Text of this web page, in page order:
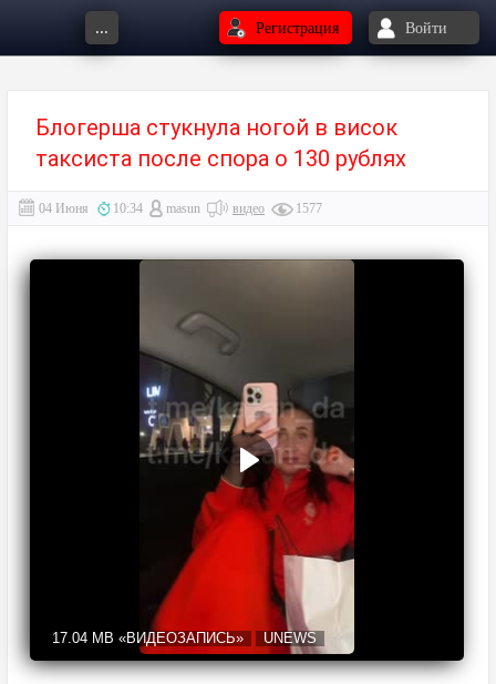
... Регистрация Войти
Блогерша стукнула ногой в висок
таксиста после спора о 130 рублях
04 Июня 10:34 masun видео 1577
17.04 MB «ВИДЕОЗАПИСЬ» UNEWS